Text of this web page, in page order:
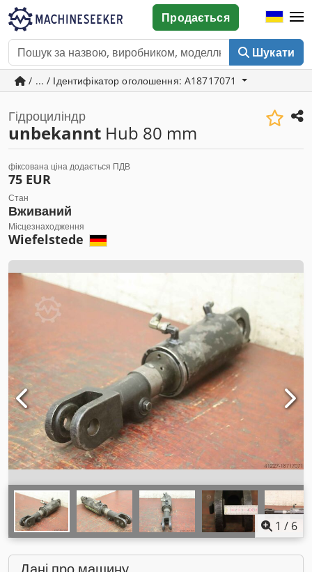
Шукати
Продається
/ ... / Ідентифікатор оголошення: A18717071
Гідроциліндр
unbekannt Hub 80 mm
фіксована ціна додається ПДВ
75 EUR
Стан
Вживаний
Місцезнаходження
Wiefelstede
1 / 6